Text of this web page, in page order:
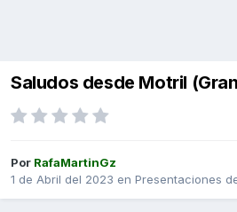
Saludos desde Motril
Por RafaMartinGz
1 de Abril del 2023 en Presentaciones